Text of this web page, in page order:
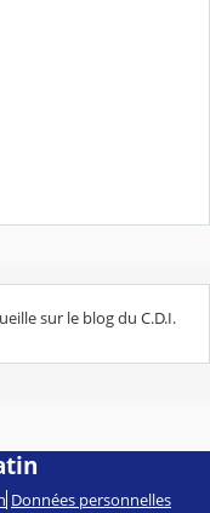
sur le blog du C.D.I.
Données personnelles